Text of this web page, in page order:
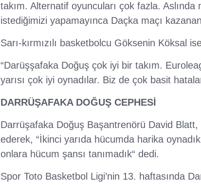
takım. Alternatif oyuncuları çok fazla.
istediğimizi yapamayınca Daçka maçı
Sarı-kırmızılı basketbolcu Göksenin Köksal
“Darüşşafaka Doğuş çok iyi bir takım.
yarısı çok iyi oynadılar. Biz de çok basit
DARRÜŞAFAKA DOĞUŞ CEPHESİ
Darrüşafaka Doğuş Başantrenörü David Blatt,
ederek, “İkinci yarıda hücumda harika
onlara hücum şansı tanımadık“ dedi.
Spor Toto Basketbol Ligi’nin 13. haftasında